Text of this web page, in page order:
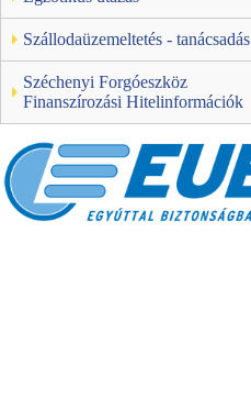
Szállodaüzemeltetés - tanácsadás
Széchenyi Forgóeszköz
Finanszírozási Hitelinformációk